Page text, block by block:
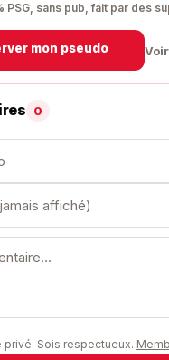
PSG, sans pub, fait par des
mon pseudo
0
privé. Sois respectueux.